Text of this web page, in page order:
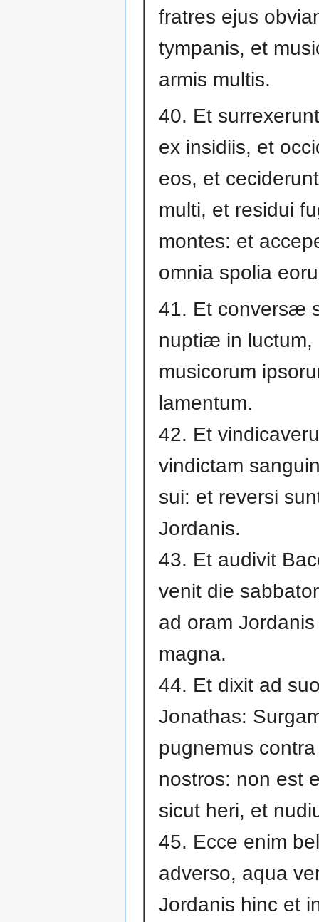
fratres ejus
tympanis, et
armis multis.
40. Et
ex insidiis, et
eos, et
multi, et residui
montes: et
omnia spolia
41. Et conversæ
nuptiæ in luctum,
musicorum
lamentum.
42. Et
vindictam
sui: et reversi
Jordanis.
43. Et audivit
venit die
ad oram
magna.
44. Et dixit ad
Jonathas:
pugnemus
nostros: non est
sicut heri, et
45. Ecce enim
adverso, aqua
Jordanis hinc et